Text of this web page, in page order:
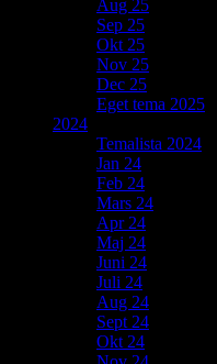
Aug 25
Sep 25
Okt 25
Nov 25
Dec 25
Eget tema 2025
2024
Temalista 2024
Jan 24
Feb 24
Mars 24
Apr 24
Maj 24
Juni 24
Juli 24
Aug 24
Sept 24
Okt 24